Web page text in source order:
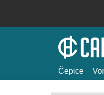
Čepice